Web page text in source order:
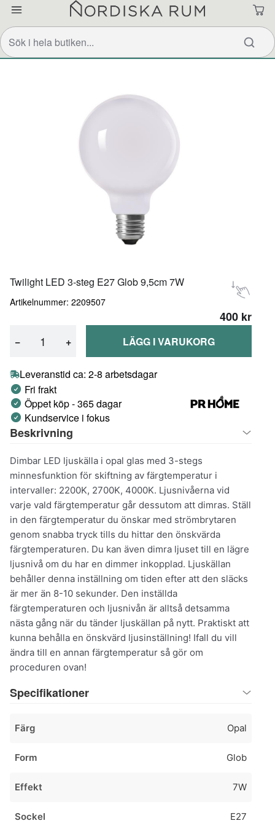
Twilight LED 3-steg E27 Glob 9,5cm 7W
Artikelnummer: 2209507
400 kr
− + LÄGG I VARUKORG
Leveranstid ca: 2-8 arbetsdagar
Fri frakt
Öppet köp - 365 dagar
Kundservice i fokus
Beskrivning
Dimbar LED ljuskälla i opal glas med 3-stegs
minnesfunktion för skiftning av färgtemperatur i
intervaller: 2200K, 2700K, 4000K. Ljusnivåerna vid
varje vald färgtemperatur går dessutom att dimras. Ställ
in den färgtemperatur du önskar med strömbrytaren
genom snabba tryck tills du hittar den önskvärda
färgtemperaturen. Du kan även dimra ljuset till en lägre
ljusnivå om du har en dimmer inkopplad. Ljuskällan
behåller denna inställning om tiden efter att den släcks
är mer än 8-10 sekunder. Den inställda
färgtemperaturen och ljusnivån är alltså detsamma
nästa gång när du tänder ljuskällan på nytt. Praktiskt att
kunna behålla en önskvärd ljusinställning! Ifall du vill
ändra till en annan färgtemperatur så gör om
proceduren ovan!
Specifikationer
Färg Opal
Form Glob
Effekt 7W
Sockel E27